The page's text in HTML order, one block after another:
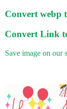
Convert webp
Convert Link
Save image on our